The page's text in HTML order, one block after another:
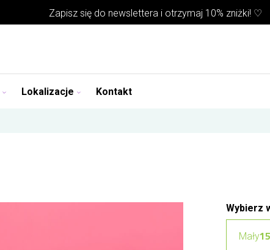
Zapisz się do newsletterai otrzymaj 10% zniżki! ♡
Lokalizacje Kontakt
Wybierz
Mały